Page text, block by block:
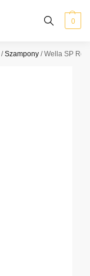
0
/Szampony /Wella SP